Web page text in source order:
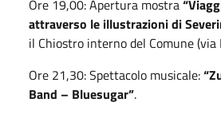
Ore 19,00: Apertura mostra
attraverso le illustrazioni di
il Chiostro interno del Comune (via
Ore 21,30: Spettacolo musicale:
Band – Bluesugar”.